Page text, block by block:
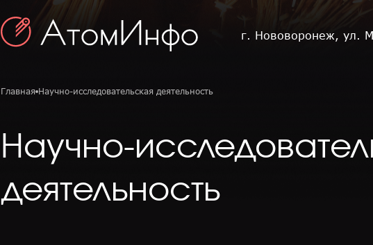
г. Нововоронеж, ул.
Главная Научно-исследовательская деятельность
Научно-
деятельность